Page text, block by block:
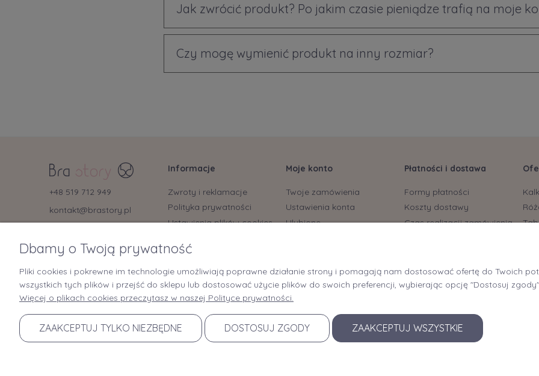
Jak zwrócić produkt? Po jakim czasie pieniądze trafią na moje
Czy mogę wymienić produkt na inny rozmiar?
+48 519 712 949
kontakt@brastory.pl
od 9:00-13:00)
Informacje
Zwroty i reklamacje
Polityka prywatności
Ustawienia plików cookies
Regulamin Bonów
Moje konto
Twoje zamówienia
Ustawienia konta
Ulubione
Płatności i dostawa
Formy płatności
Koszty dostawy
Czas realizacji zamówienia
Dbamy o Twoją prywatność
Pliki cookies i pokrewne im technologie umożliwiają poprawne działanie strony i pomagają nam dostosować ofertę do Twoich
wszystkich tych plików i przejść do sklepu lub dostosować użycie plików do swoich preferencji, wybierając opcję "Dostosuj
Więcej o plikach cookies przeczytasz w naszej Polityce prywatności.
ZAAKCEPTUJ TYLKO NIEZBĘDNE DOSTOSUJ ZGODY ZAAKCEPTUJ WSZYSTKIE